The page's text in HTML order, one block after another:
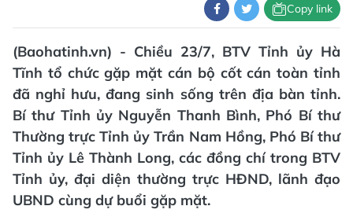
Copy link
(Baohatinh.vn) - Chiều 23/7, BTV Tỉnh ủy Hà
Tĩnh tổ chức gặp mặt cán bộ cốt cán toàn tỉnh
đã nghỉ hưu, đang sinh sống trên địa bàn tỉnh.
Bí thư Tỉnh ủy Nguyễn Thanh Bình, Phó Bí thư
Thường trực Tỉnh ủy Trần Nam Hồng, Phó Bí thư
Tỉnh ủy Lê Thành Long, các đồng chí trong BTV
Tỉnh ủy, đại diện thường trực HĐND, lãnh đạo
UBND cùng dự buổi gặp mặt.